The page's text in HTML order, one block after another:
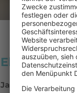
Elton John
Jahr:
1982